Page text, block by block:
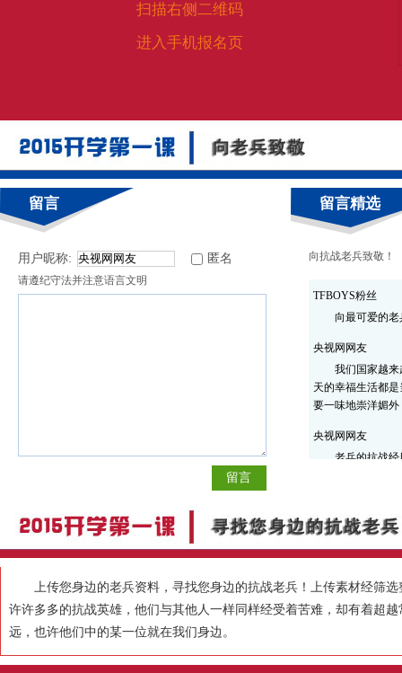
扫描右侧二维码
进入手机报名页
留言
用户昵称: 匿名
请遵纪守法并注意语言文明
留言
留言精选
向抗战老兵致敬！
TFBOYS粉丝
向最可爱的
央视网网友
我们国家越
天的幸福生活都
要一味地崇洋媚
央视网网友
老兵的抗战
上传您身边的老兵资料，寻找您身边的抗战老兵！上传素材经筛选
许许多多的抗战英雄，他们与其他人一样同样经受着苦难，却有着超
远，也许他们中的某一位就在我们身边。